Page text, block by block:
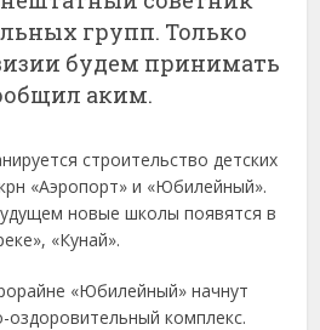
групп. Только
будем принимать
аким.
строительство детских
«Аэропорт» и «Юбилейный».
новые школы появятся в
«Кунай».
«Юбилейный» начнут
оздоровительный комплекс.